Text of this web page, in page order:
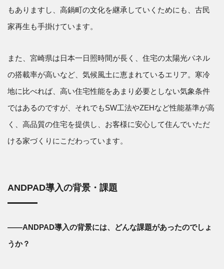
もありますし、高鍋町の文化を継承していくためにも、古民
家再生も手掛けています。
また、宮崎県は日本一日照時間が長く、住宅の太陽光パネル
の搭載率が高いなど、気候風土に恵まれているエリア。寒冷
地に比べれば、高い住宅性能をあまり必要としない気象条件
ではあるのですが、それでもSW工法やZEHなど性能基準が高
く、高品質の住宅を提供し、お客様に安心して住んでいただ
ける家づくりにこだわっています。
ANDPAD導入の背景・課題
――ANDPAD導入の背景には、どんな課題があったのでしょ
うか？